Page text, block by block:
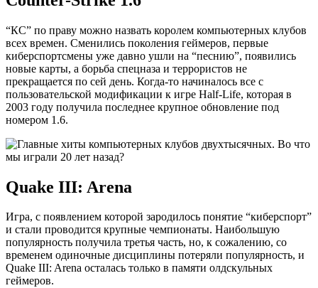
“КС” по праву можно назвать королем компьютерных клубов
всех времен. Сменились поколения геймеров, первые
киберспортсмены уже давно ушли на “песнию”, появились
новые карты, а борьба спецназа и террористов не
прекращается по сей день. Когда-то начиналось все с
пользовательской модификации к игре Half-Life, которая в
2003 году получила последнее крупное обновление под
номером 1.6.
Quake III: Arena
Игра, с появлением которой зародилось понятие “киберспорт”
и стали проводится крупные чемпионаты. Наибольшую
популярность получила третья часть, но, к сожалению, со
временем одиночные дисциплины потеряли популярность, и
Quake III: Arena осталась только в памяти олдскульных
геймеров.